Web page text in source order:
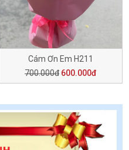
Cám Ơn Em H211
700.000đ 600.000đ